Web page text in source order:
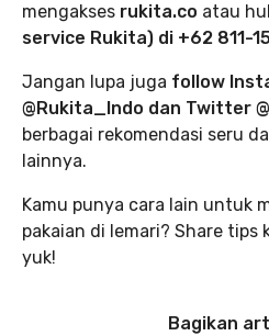
mengakses rukita.co atau
service Rukita) di +62 811-
Jangan lupa juga follow
@Rukita_Indo dan Twitter
berbagai rekomendasi seru
lainnya.
Kamu punya cara lain untuk
pakaian di lemari? Share tips
yuk!
Bagikan